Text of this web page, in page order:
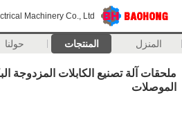
Machinery Co., Ltd.
المنزل المنتجات حولنا
ملحقات آلة تصنيع الكابلات المزدوجة
الموصلات